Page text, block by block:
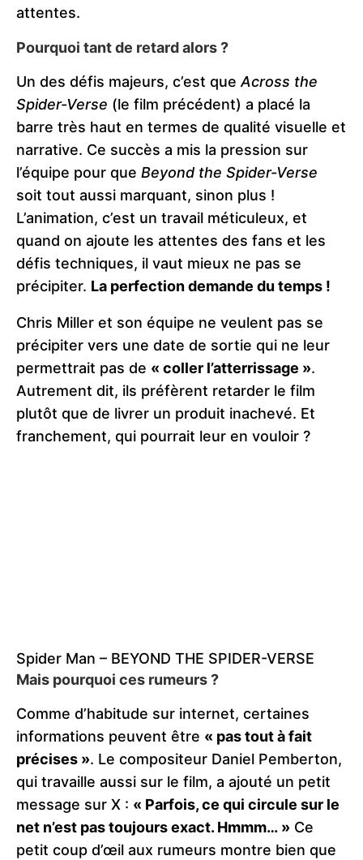
attentes.
Pourquoi tant de retard alors ?
Un des défis majeurs, c’est que Across the
Spider-Verse (le film précédent) a placé la
barre très haut en termes de qualité visuelle et
narrative. Ce succès a mis la pression sur
l’équipe pour que Beyond the Spider-Verse
soit tout aussi marquant, sinon plus !
L’animation, c’est un travail méticuleux, et
quand on ajoute les attentes des fans et les
défis techniques, il vaut mieux ne pas se
précipiter. La perfection demande du temps !
Chris Miller et son équipe ne veulent pas se
précipiter vers une date de sortie qui ne leur
permettrait pas de « coller l’atterrissage ».
Autrement dit, ils préfèrent retarder le film
plutôt que de livrer un produit inachevé. Et
franchement, qui pourrait leur en vouloir ?
Spider Man – BEYOND THE SPIDER-VERSE
Mais pourquoi ces rumeurs ?
Comme d’habitude sur internet, certaines
informations peuvent être « pas tout à fait
précises ». Le compositeur Daniel Pemberton,
qui travaille aussi sur le film, a ajouté un petit
message sur X : « Parfois, ce qui circule sur le
net n’est pas toujours exact. Hmmm… » Ce
petit coup d’œil aux rumeurs montre bien que